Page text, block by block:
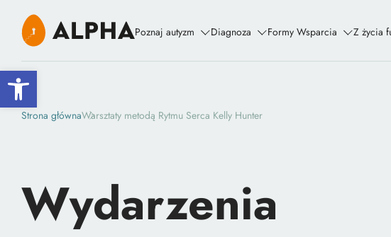
Open toolbar
Poznaj autyzm Diagnoza Formy Wsparcia Z życia
Strona głównaWarsztaty metodą Rytmu Serca Kelly Hunter
Wydarzenia